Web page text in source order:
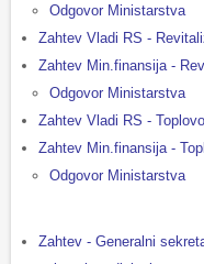
Odgovor Ministarstva
Zahtev Vladi RS -
Zahtev Min.finansija -
Odgovor Ministarstva
Zahtev Vladi RS -
Zahtev Min.finansija -
Odgovor Ministarstva
Zahtev - Generalni